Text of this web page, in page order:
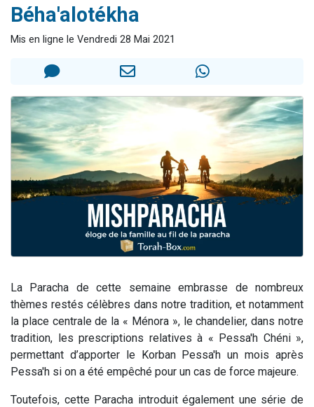
Eva vient de donner son Maasser
Eli vient de donner son Maasser
Béha'alotékha
Mis en ligne le Vendredi 28 Mai 2021
La Paracha de cette semaine embrasse de nombreux
thèmes restés célèbres dans notre tradition, et notamment
la place centrale de la « Ménora », le chandelier, dans notre
tradition, les prescriptions relatives à « Pessa'h Chéni »,
permettant d’apporter le Korban Pessa'h un mois après
Pessa'h si on a été empêché pour un cas de force majeure.
Toutefois, cette Paracha introduit également une série de